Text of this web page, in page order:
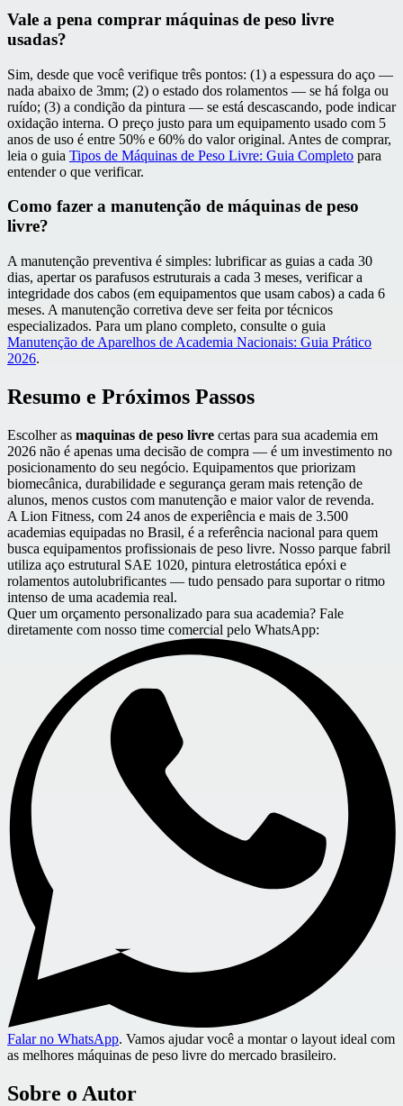
Vale a pena comprar máquinas de peso livre
usadas?
Sim, desde que você verifique três pontos: (1) a espessura do aço —
nada abaixo de 3mm; (2) o estado dos rolamentos — se há folga ou
ruído; (3) a condição da pintura — se está descascando, pode indicar
oxidação interna. O preço justo para um equipamento usado com 5
anos de uso é entre 50% e 60% do valor original. Antes de comprar,
leia o guia Tipos de Máquinas de Peso Livre: Guia Completo para
entender o que verificar.
Como fazer a manutenção de máquinas de peso
livre?
A manutenção preventiva é simples: lubrificar as guias a cada 30
dias, apertar os parafusos estruturais a cada 3 meses, verificar a
integridade dos cabos (em equipamentos que usam cabos) a cada 6
meses. A manutenção corretiva deve ser feita por técnicos
especializados. Para um plano completo, consulte o guia
Manutenção de Aparelhos de Academia Nacionais: Guia Prático
2026.
Resumo e Próximos Passos
Escolher as maquinas de peso livre certas para sua academia em
2026 não é apenas uma decisão de compra — é um investimento no
posicionamento do seu negócio. Equipamentos que priorizam
biomecânica, durabilidade e segurança geram mais retenção de
alunos, menos custos com manutenção e maior valor de revenda.
A Lion Fitness, com 24 anos de experiência e mais de 3.500
academias equipadas no Brasil, é a referência nacional para quem
busca equipamentos profissionais de peso livre. Nosso parque fabril
utiliza aço estrutural SAE 1020, pintura eletrostática epóxi e
rolamentos autolubrificantes — tudo pensado para suportar o ritmo
intenso de uma academia real.
Quer um orçamento personalizado para sua academia? Fale
diretamente com nosso time comercial pelo WhatsApp:
Falar no WhatsApp. Vamos ajudar você a montar o layout ideal com
as melhores máquinas de peso livre do mercado brasileiro.
Sobre o Autor